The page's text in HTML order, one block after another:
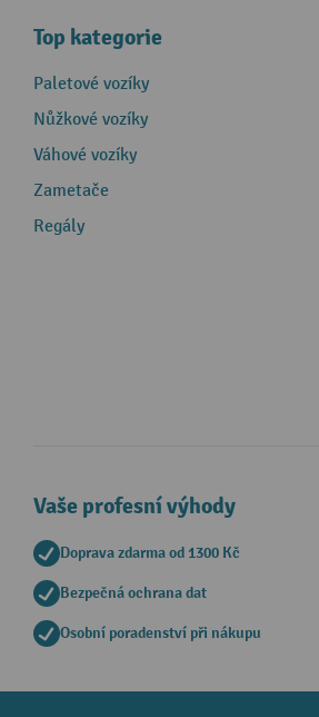
Top kategorie
Paletové vozíky
Nůžkové vozíky
Váhové vozíky
Zametače
Regály
Vaše profesní výhody
Doprava zdarma od 1300 Kč
Bezpečná ochrana dat
Osobní poradenství při nákupu